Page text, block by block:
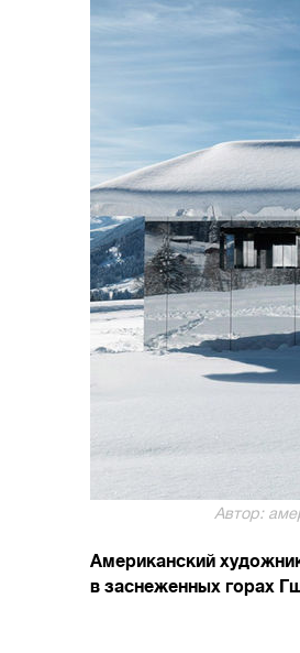
Автор:
Американский
в заснеженных горах